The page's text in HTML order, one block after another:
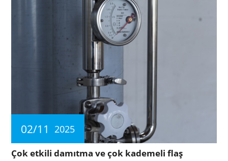
02/11 2025
Çok etkili damıtma ve çok kademeli flaş